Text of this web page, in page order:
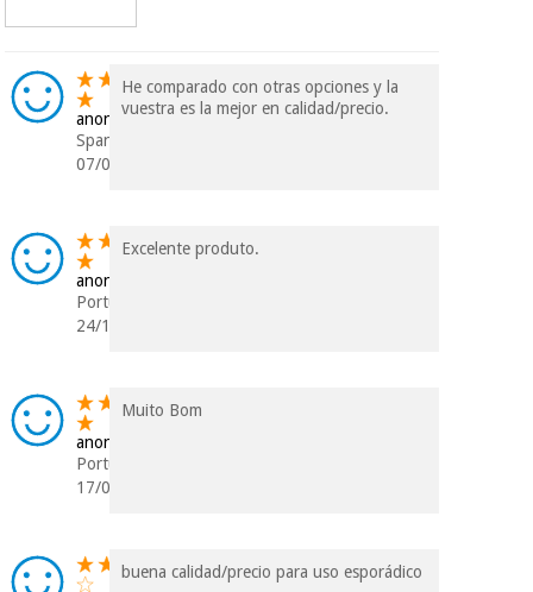
anonym
Spanien
07/07/2024
He comparado con otras opciones y la
vuestra es la mejor en calidad/precio.
anonym
Portugal
24/11/2022
Excelente produto.
anonym
Portugal
17/08/2022
Muito Bom
buena calidad/precio para uso esporádico